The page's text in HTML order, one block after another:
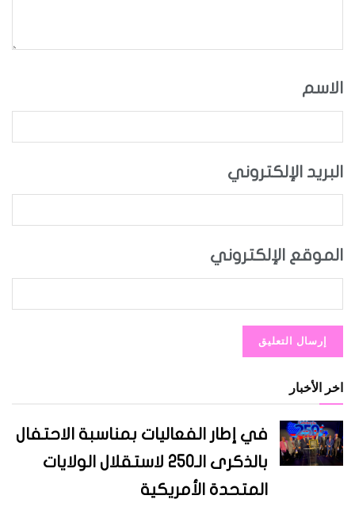
الاسم
البريد الإلكتروني
الموقع الإلكتروني
اخر الأخبار
في إطار الفعاليات بمناسبة الاحتفال
بالذكرى الـ250 لاستقلال الولايات
المتحدة الأمريكية